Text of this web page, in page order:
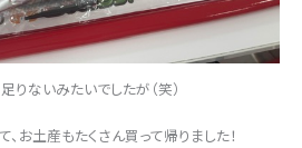
りないみたいでしたが（笑）
お土産もたくさん買って帰りました！